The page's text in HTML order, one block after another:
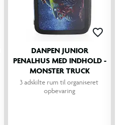
DANPEN JUNIOR
PENALHUS MED INDHOLD -
MONSTER TRUCK
3 adskilte rum til organiseret
opbevaring